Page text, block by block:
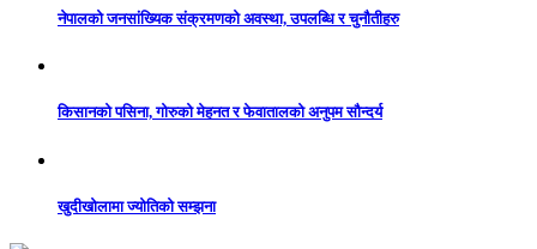
नेपालको जनसांख्यिक संक्रमणको अवस्था, उपलब्धि र चुनौतीहरु
किसानको पसिना, गोरुको मेहनत र फेवातालको अनुपम सौन्दर्य
खुदीखोलामा ज्योतिको सम्झना